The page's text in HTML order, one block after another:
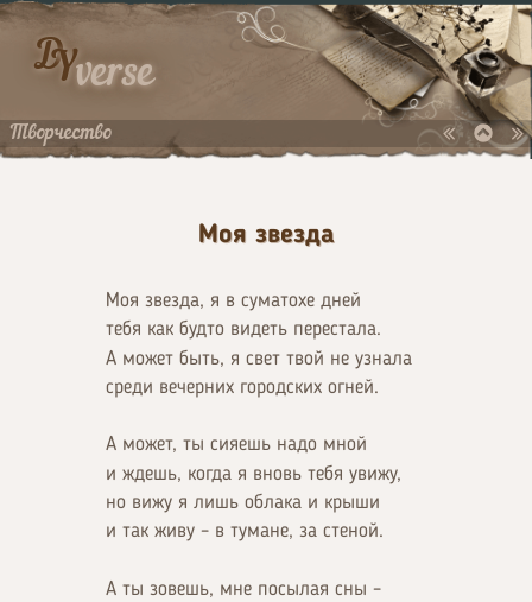
DYverse
Творчество
Моя звезда
Моя звезда, я в суматохе дней
тебя как будто видеть перестала.
А может быть, я свет твой не узнала
среди вечерних городских огней.
А может, ты сияешь надо мной
и ждешь, когда я вновь тебя увижу,
но вижу я лишь облака и крыши
и так живу – в тумане, за стеной.
А ты зовешь, мне посылая сны –